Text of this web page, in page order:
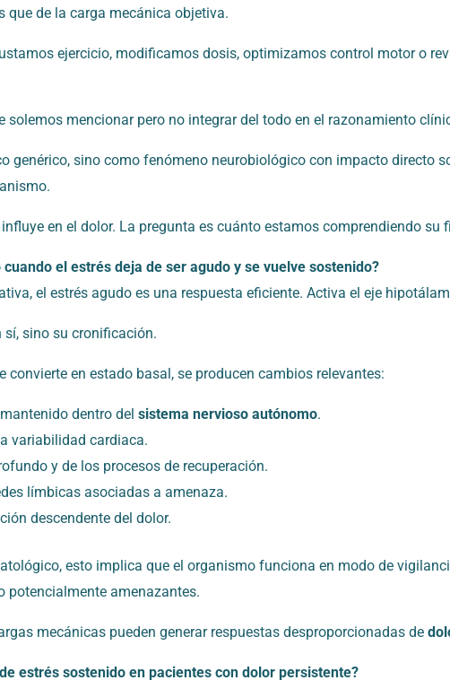
de la carga mecánica objetiva.
ejercicio, modificamos dosis, optimizamos control motor o
solemos mencionar pero no integrar del todo en el razonamiento
genérico, sino como fenómeno neurobiológico con impacto directo
en el dolor. La pregunta es cuánto estamos comprendiendo
el estrés deja de ser agudo y se vuelve sostenido?
el estrés agudo es una respuesta eficiente. Activa el eje
sí, sino su cronificación.
convierte en estado basal, se producen cambios relevantes:
dentro del sistema nervioso autónomo.
variabilidad cardiaca.
y de los procesos de recuperación.
límbicas asociadas a amenaza.
descendente del dolor.
esto implica que el organismo funciona en modo de
potencialmente amenazantes.
mecánicas pueden generar respuestas desproporcionadas de
estrés sostenido en pacientes con dolor persistente?